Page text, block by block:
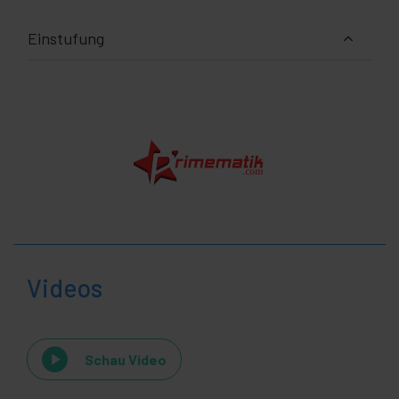
Einstufung
Videos
Schau Video